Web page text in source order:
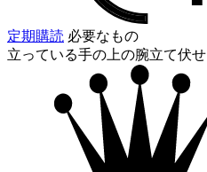
定期購読 必要なもの
立っている手の上の腕立て伏せ